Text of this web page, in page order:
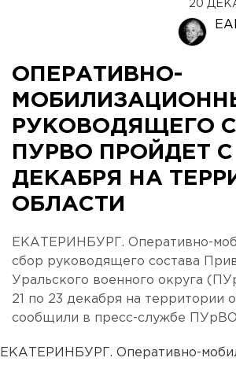
20
ОПЕРАТИВНО-
РУКОВОДЯЩЕГО
ПУРВО ПРОЙДЕТ С
ДЕКАБРЯ НА
ОБЛАСТИ
ЕКАТЕРИНБУРГ. Оперативно-
сбор руководящего состава
Уральского военного округа
21 по 23 декабря на территории
сообщили в пресс-службе
ЕКАТЕРИНБУРГ. Оперативно-